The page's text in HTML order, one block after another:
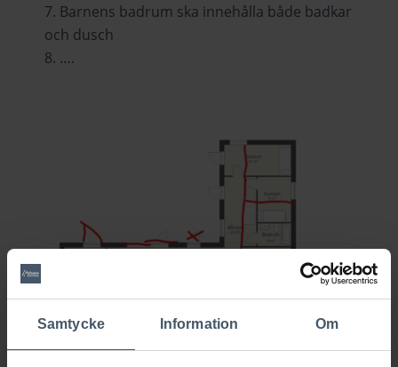
Samtycke Information Om
Barnens badrum ska innehålla både badkar
och dusch
….